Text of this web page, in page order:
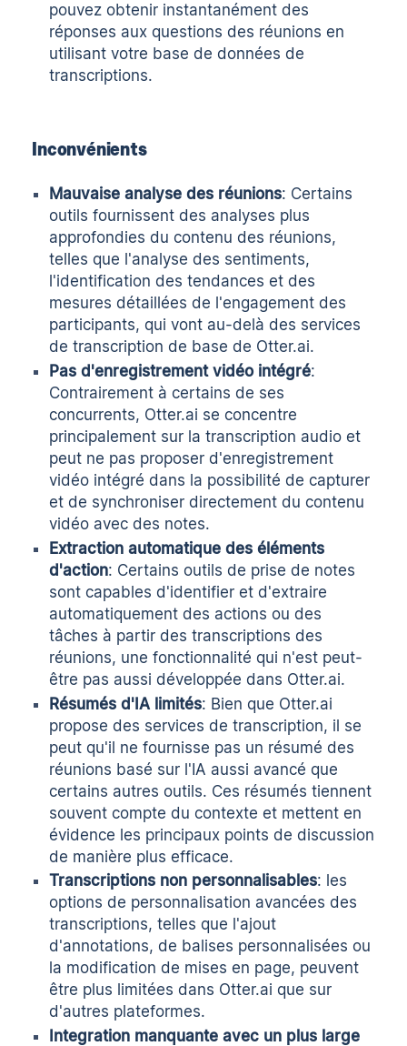
pouvez obtenir instantanément des
réponses aux questions des réunions en
utilisant votre base de données de
transcriptions.
Inconvénients
Mauvaise analyse des réunions: Certains
outils fournissent des analyses plus
approfondies du contenu des réunions,
telles que l'analyse des sentiments,
l'identification des tendances et des
mesures détaillées de l'engagement des
participants, qui vont au-delà des services
de transcription de base de Otter.ai.
Pas d'enregistrement vidéo intégré:
Contrairement à certains de ses
concurrents, Otter.ai se concentre
principalement sur la transcription audio et
peut ne pas proposer d'enregistrement
vidéo intégré dans la possibilité de capturer
et de synchroniser directement du contenu
vidéo avec des notes.
Extraction automatique des éléments
d'action: Certains outils de prise de notes
sont capables d'identifier et d'extraire
automatiquement des actions ou des
tâches à partir des transcriptions des
réunions, une fonctionnalité qui n'est peut-
être pas aussi développée dans Otter.ai.
Résumés d'IA limités: Bien que Otter.ai
propose des services de transcription, il se
peut qu'il ne fournisse pas un résumé des
réunions basé sur l'IA aussi avancé que
certains autres outils. Ces résumés tiennent
souvent compte du contexte et mettent en
évidence les principaux points de discussion
de manière plus efficace.
Transcriptions non personnalisables: les
options de personnalisation avancées des
transcriptions, telles que l'ajout
d'annotations, de balises personnalisées ou
la modification de mises en page, peuvent
être plus limitées dans Otter.ai que sur
d'autres plateformes.
Integration manquante avec un plus large